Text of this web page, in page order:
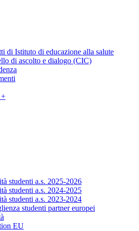
di Istituto di educazione alla salute
di ascolto e dialogo (CIC)
studenti a.s. 2025-2026
studenti a.s. 2024-2025
studenti a.s. 2023-2024
studenti partner europei
EU